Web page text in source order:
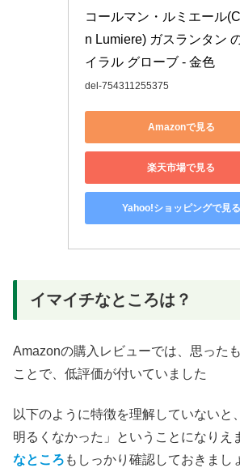
コールマン・ルミエール
n Lumiere) ガスランタン
イラル グローブ - 金色
del-754311255375
Amazonで見る
楽天市場で見る
Yahoo!ショッピングで見る
イマイチなところは？
Amazonの購入レビューでは、思った
ことで、低評価が付いていました
以下のように特徴を理解していないと
明るくなかった」ということになりえ
なところ もしっかり確認しておきまし